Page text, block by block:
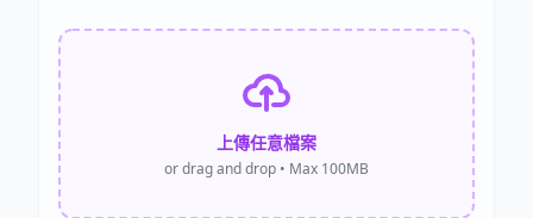
上傳任意檔案
or drag and drop • Max 100MB